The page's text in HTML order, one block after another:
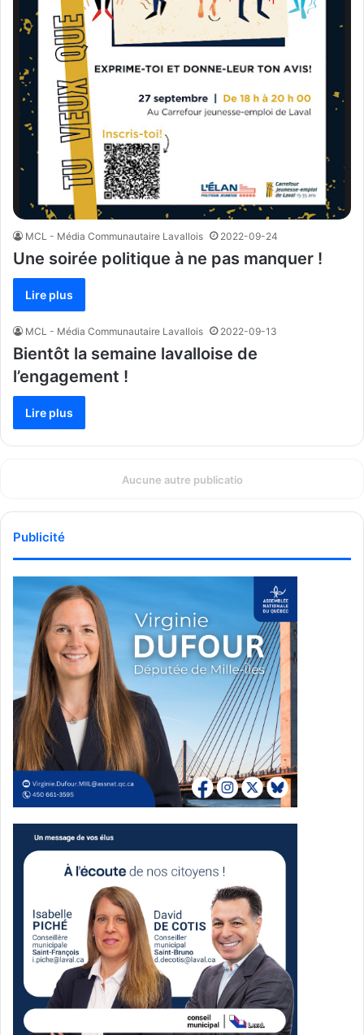
MCL - Média Communautaire Lavallois 2022-09-24
Une soirée politique à ne pas manquer !
Lire plus
MCL - Média Communautaire Lavallois 2022-09-13
Bientôt la semaine lavalloise de
l’engagement !
Lire plus
Aucune autre publicatio
Publicité